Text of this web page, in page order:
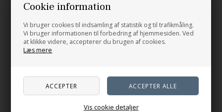
Cookie information
Vi bruger cookies til indsamling af statistik og til trafikmåling.
Vi bruger informationen til forbedring af hjemmesiden. Ved
at klikke videre, accepterer du brugen af cookies.
Læs mere
Vis cookie detaljer